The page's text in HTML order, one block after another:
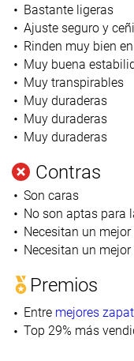
Bastante ligeras
Ajuste seguro y
Rinden muy bien
Muy buena
Muy transpirables
Muy duraderas
Muy duraderas
Muy duraderas
Contras
Son caras
No son aptas para
Necesitan un
Necesitan un
Premios
Entre mejores
Top 29% más